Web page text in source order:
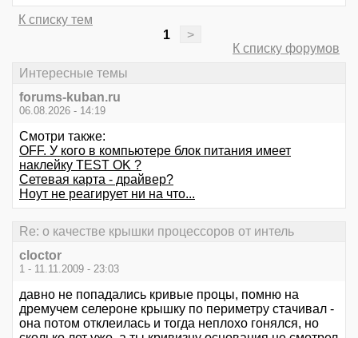
К списку тем
1
>
К списку форумов
Интересные темы
forums-kuban.ru
06.08.2026 - 14:19
Смотри также:
OFF. У кого в компьютере блок питания имеет
наклейку TEST OK ?
Сетевая карта - драйвер?
Ноут не реагирует ни на что...
Re: о качестве крышки процессоров от интель
cloctor
1 - 11.11.2009 - 23:03
давно не попадались кривые процы, помню на
дремучем селероне крышку по периметру стачивал -
она потом отклеилась и тогда неплохо гонялся, но